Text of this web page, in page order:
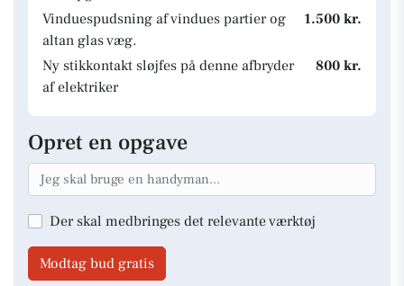
Vinduespudsning af vindues partier og
altan glas væg.
1.500 kr.
Ny stikkontakt sløjfes på denne afbryder
af elektriker
800 kr.
Opret en opgave
Der skal medbringes det relevante værktøj
Modtag bud gratis